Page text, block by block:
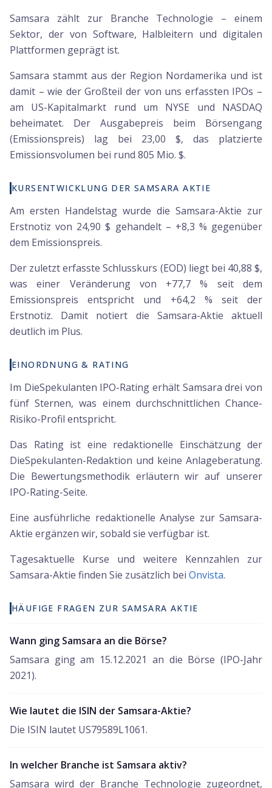
Samsara zählt zur Branche Technologie – einem
Sektor, der von Software, Halbleitern und digitalen
Plattformen geprägt ist.
Samsara stammt aus der Region Nordamerika und ist
damit – wie der Großteil der von uns erfassten IPOs –
am US-Kapitalmarkt rund um NYSE und NASDAQ
beheimatet. Der Ausgabepreis beim Börsengang
(Emissionspreis) lag bei 23,00 $, das platzierte
Emissionsvolumen bei rund 805 Mio. $.
KURSENTWICKLUNG DER SAMSARA AKTIE
Am ersten Handelstag wurde die Samsara-Aktie zur
Erstnotiz von 24,90 $ gehandelt – +8,3 % gegenüber
dem Emissionspreis.
Der zuletzt erfasste Schlusskurs (EOD) liegt bei 40,88 $,
was einer Veränderung von +77,7 % seit dem
Emissionspreis entspricht und +64,2 % seit der
Erstnotiz. Damit notiert die Samsara-Aktie aktuell
deutlich im Plus.
EINORDNUNG & RATING
Im DieSpekulanten IPO-Rating erhält Samsara drei von
fünf Sternen, was einem durchschnittlichen Chance-
Risiko-Profil entspricht.
Das Rating ist eine redaktionelle Einschätzung der
DieSpekulanten-Redaktion und keine Anlageberatung.
Die Bewertungsmethodik erläutern wir auf unserer
IPO-Rating-Seite.
Eine ausführliche redaktionelle Analyse zur Samsara-
Aktie ergänzen wir, sobald sie verfügbar ist.
Tagesaktuelle Kurse und weitere Kennzahlen zur
Samsara-Aktie finden Sie zusätzlich bei Onvista.
HÄUFIGE FRAGEN ZUR SAMSARA AKTIE
Wann ging Samsara an die Börse?
Samsara ging am 15.12.2021 an die Börse (IPO-Jahr
2021).
Wie lautet die ISIN der Samsara-Aktie?
Die ISIN lautet US79589L1061.
In welcher Branche ist Samsara aktiv?
Samsara wird der Branche Technologie zugeordnet,